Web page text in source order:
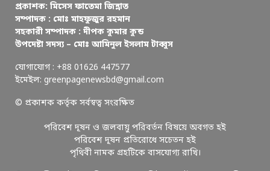
প্রকাশক: মিসেস ফাতেমা জিন্নাত
সম্পাদক : মোঃ মাহফুজুর রহমান
সহকারী সম্পাদক : দীপক কুমার কুন্ড
উপদেষ্টা সদস্য – মোঃ আমিনুল ইসলাম টাব্বুস
যোগাযোগ : +88 01626 447577
ইমেইল: greenpagenewsbd@gmail.com
© প্রকাশক কর্তৃক সর্বস্বত্ব সংরক্ষিত
পরিবেশ দূষন ও জলবায়ু পরিবর্তন বিষয়ে অবগত হই
পরিবেশ দূষন প্রতিরোধে সচেতন হই
পৃথিবী নামক গ্রহটিকে বাসযোগ্য রাখি।